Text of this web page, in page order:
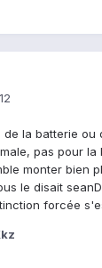
la batterie ou
pas pour la
monter bien
le disait
forcée